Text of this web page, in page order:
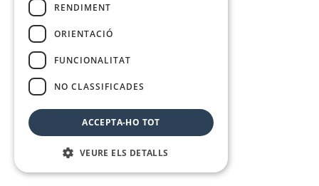
RENDIMENT
ORIENTACIÓ
FUNCIONALITAT
NO CLASSIFICADES
ACCEPTA-HO TOT
VEURE ELS DETALLS